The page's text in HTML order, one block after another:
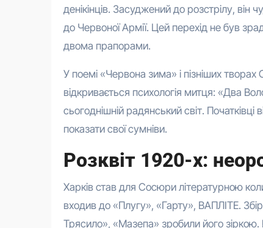
денікінців. Засуджений до розстрілу, він
до Червоної Армії. Цей перехід не був
двома прапорами.
У поемі «Червона зима» і пізніших
відкривається психологія митця: «Два
сьогоднішній радянський світ.
показати свої сумніви.
Розквіт 1920-х:
Харків став для Сосюри літературною
входив до «Плугу», «Гарту», ВАПЛІТЕ.
Трясило», «Мазепа» зробили його